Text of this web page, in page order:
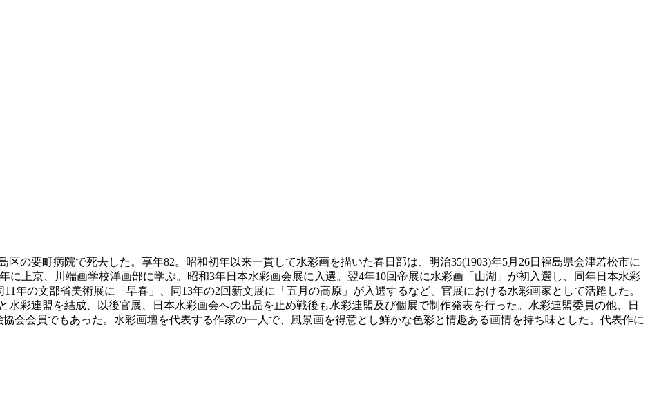
区の要町病院で死去した。享年82。昭和初年以来一貫して水彩画を描いた春日部は、明治35(1903)年5月26日福島県会津若松市に
に上京、川端画学校洋画部に学ぶ。昭和3年日本水彩画会展に入選。翌4年10回帝展に水彩画「山湖」が初入選し、同年日本水彩
年の文部省美術展に「早春」、同13年の2回新文展に「五月の高原」が入選するなど、官展における水彩画家として活躍した。
水彩連盟を結成、以後官展、日本水彩画会への出品を止め戦後も水彩連盟及び個展で制作発表を行った。水彩連盟委員の他、日
会会員でもあった。水彩画壇を代表する作家の一人で、風景画を得意とし鮮かな色彩と情趣ある画情を持ち味とした。代表作に